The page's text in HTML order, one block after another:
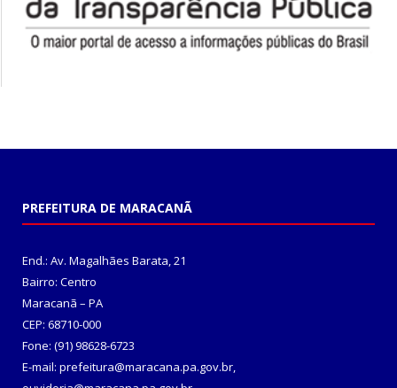
PREFEITURA DE MARACANÃ
End.: Av. Magalhães Barata, 21
Bairro: Centro
Maracanã – PA
CEP: 68710-000
Fone: (91) 98628-6723
E-mail: prefeitura@maracana.pa.gov.br,